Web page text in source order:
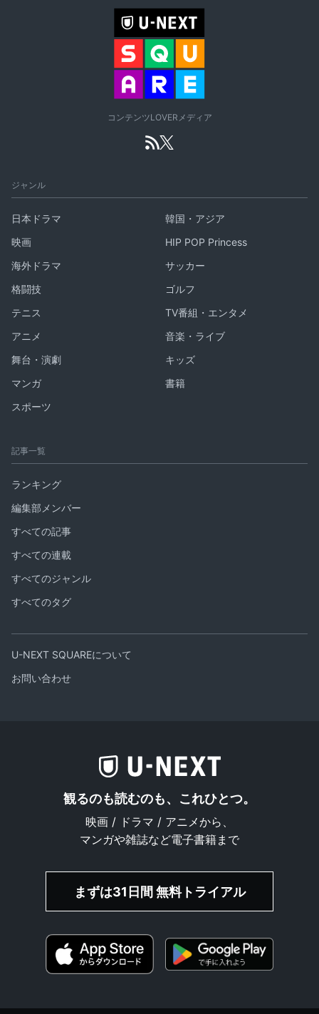
コンテンツLOVERメディア
ジャンル
日本ドラマ
韓国・アジア
映画
HIP POP Princess
海外ドラマ
サッカー
格闘技
ゴルフ
テニス
TV番組・エンタメ
アニメ
音楽・ライブ
舞台・演劇
キッズ
マンガ
書籍
スポーツ
記事一覧
ランキング
編集部メンバー
すべての記事
すべての連載
すべてのジャンル
すべてのタグ
U-NEXT SQUAREについて
お問い合わせ
観るのも読むのも、これひとつ。
映画 / ドラマ / アニメから、
マンガや雑誌など電子書籍まで
まずは31日間 無料トライアル